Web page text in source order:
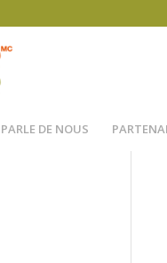
DE NOUS